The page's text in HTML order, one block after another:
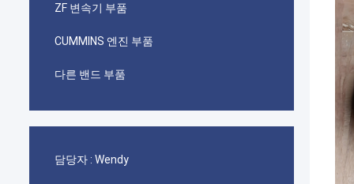
ZF 변속기 부품
CUMMINS 엔진 부품
다른 밴드 부품
담당자 : Wendy